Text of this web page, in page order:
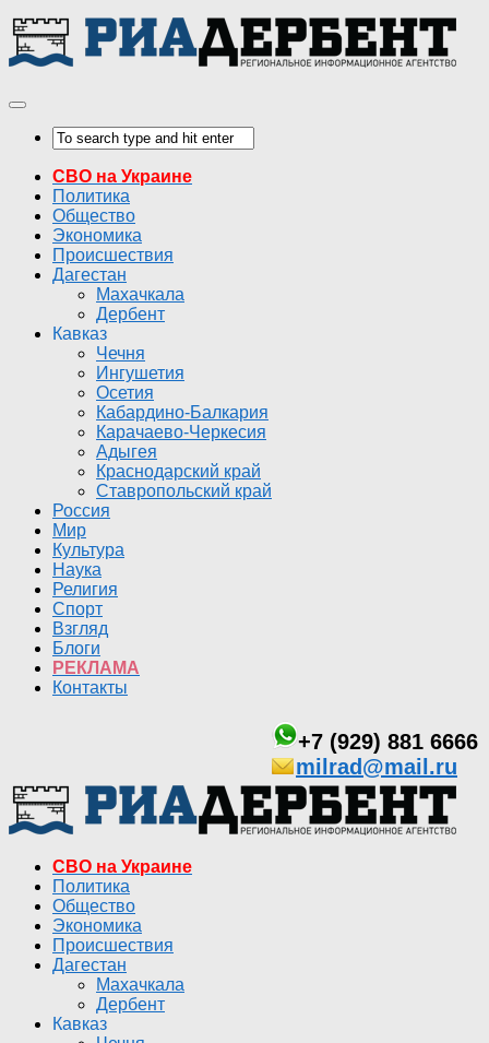
СВО на Украине
Политика
Общество
Экономика
Происшествия
Дагестан
Махачкала
Дербент
Кавказ
Чечня
Ингушетия
Осетия
Кабардино-Балкария
Карачаево-Черкесия
Адыгея
Краснодарский край
Ставропольский край
Россия
Мир
Культура
Наука
Религия
Спорт
Взгляд
Блоги
РЕКЛАМА
Контакты
+7 (929) 881 6666
milrad@mail.ru
СВО на Украине
Политика
Общество
Экономика
Происшествия
Дагестан
Махачкала
Дербент
Кавказ